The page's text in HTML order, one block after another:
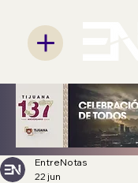
EntreNotas
22 jun